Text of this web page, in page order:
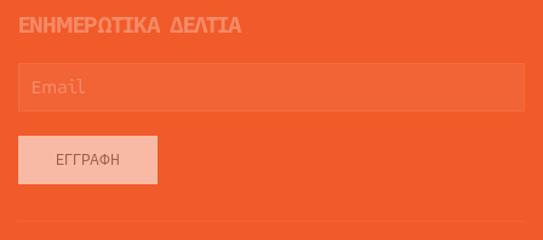
ΕΝΗΜΕΡΩΤΙΚΑ ΔΕΛΤΙΑ
ΕΓΓΡΑΦΉ